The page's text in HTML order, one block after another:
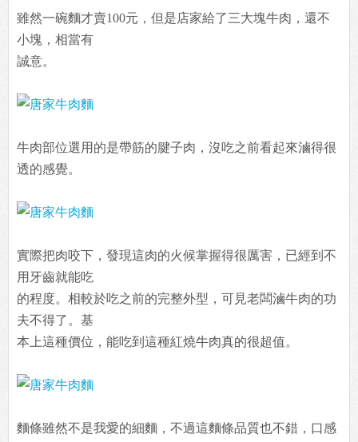
雖然一碗麵才賣100元，但是店家給了三大塊牛肉，還不
小塊，相當有
誠意。
牛肉部位選用的是帶筋的腱子肉，沒吃之前看起來滷得很
透的感覺。
實際把肉咬下，發現這肉的火候掌握得很厲害，已經到不
用牙齒就能吃
的程度。相較於吃之前的完整外型，可見老闆滷牛肉的功
夫不得了。基
本上這種價位，能吃到這種紅燒牛肉真的很超值。
麵條雖然不是我愛的細麵，不過這麵條品質也不錯，口感